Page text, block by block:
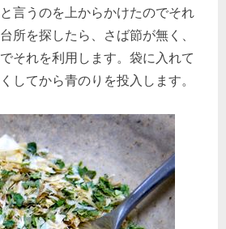
言うのを上からかけたのでそれ
所を探したら、さば節が無く、
それを利用します。袋に入れて
してから青のりを投入します。